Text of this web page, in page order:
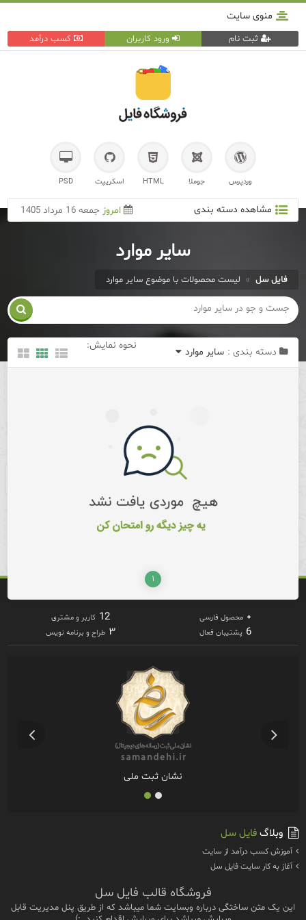
منوی سایت
کسب درآمد ورود کاربران ثبت نام
وردپرس جوملا HTML اسکریپت PSD
مشاهده دسته بندی امروز جمعه 16 مرداد 1405
ساير موارد
فایل سل » لیست محصولات با موضوع ساير موارد

دسته بندی : ساير موارد
نحوه نمایش:
۱
۰ محصول فارسی 12 کاربر و مشتری
6 پشتیبان فعال ۳ طراح و برنامه نویس
نشان ثبت ملی
وبلاگفایل سل
آموزش كسب درآمد از سايت
آغاز به كار سايت فايل سل
فروشگاه قالب فایل سل
این یک متن ساختگی درباره وبسایت شما میباشد که از طریق پنل مدیریت قابل